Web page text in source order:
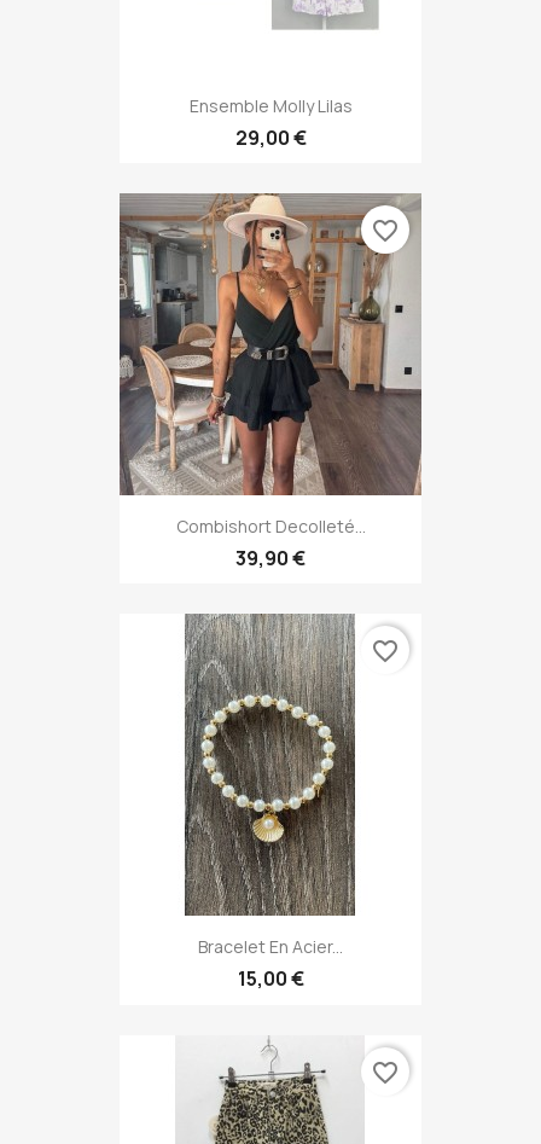
Ensemble Molly Lilas
29,00 €
Combishort Decolleté...
39,90 €
favorite_border
Bracelet En Acier...
15,00 €
favorite_border
favorite_border